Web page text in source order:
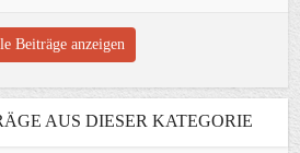
Beiträge anzeigen
AUS DIESER KATEGORIE